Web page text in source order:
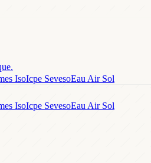
IsoIcpe SevesoEau Air Sol
IsoIcpe SevesoEau Air Sol